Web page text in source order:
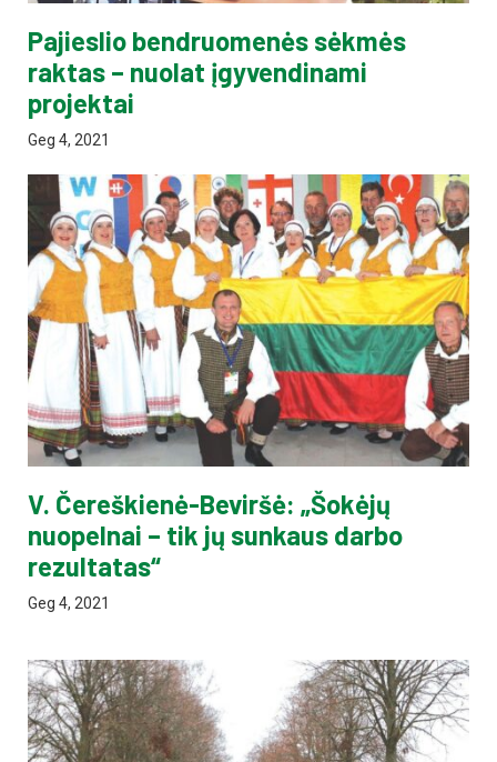
Pajieslio bendruomenės sėkmės
raktas – nuolat įgyvendinami
projektai
Geg 4, 2021
V. Čereškienė-Beviršė: „Šokėjų
nuopelnai – tik jų sunkaus darbo
rezultatas“
Geg 4, 2021